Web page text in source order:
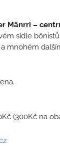
Mänrri –
sídle
mnohém
(300Kč na